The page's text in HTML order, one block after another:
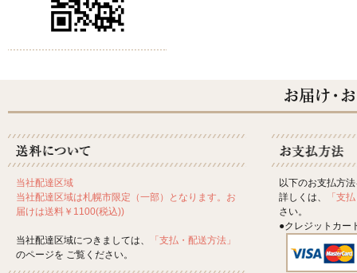
当社配達区域
当社配達区域は札幌市限定（一部）となります。お
届けは送料￥1100(税込))
当社配達区域につきましては、
「支払・配送方法」
のページを ご覧ください。
以下のお支払方
詳しくは、
「支
さい。
●クレジットカー